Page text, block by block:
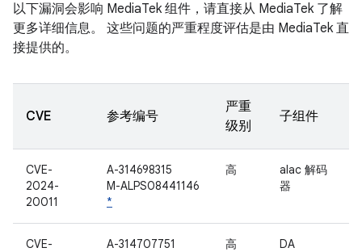
以下漏洞会影响 MediaTek 组件，请直接从 MediaTek 了解
更多详细信息。 这些问题的严重程度评估是由 MediaTek 直
接提供的。
CVE 参考编号
严重
级别
子组件
CVE-
2024-
20011
A-314698315
M-ALPS08441146
*
高
alac 解码
器
CVE-
A-314707751
高 DA